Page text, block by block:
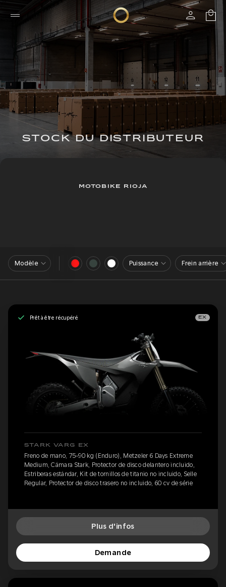
STOCK DU DISTRIBUTEUR
MOTOBIKE RIOJA
Modèle Puissance Frein arrière
Prêt à être récupéré EX
STARK VARG EX
Freno de mano, 75-90 kg (Enduro), Metzeler 6 Days Extreme
Medium, Cámara Stark, Protector de disco delantero incluido,
Estriberas estándar, Kit de tornillos de titanio no incluido, Selle
Regular, Protector de disco trasero no incluido, 60 cv de série
Plus d'infos
Demande